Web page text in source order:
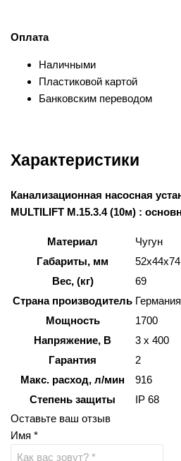
Оплата
Наличными
Пластиковой картой
Банковским переводом
Характеристики
Канализационная насосная
MULTILIFT M.15.3.4 (10м) :
Материал
Чугун
Габариты, мм
52x44x74
Вес, (кг)
69
Страна производитель Германия
Мощность
1700
Напряжение, В
3 х 400
Гарантия
2
Макс. расход, л/мин
916
Степень защиты
IP 68
Оставьте ваш отзыв
Имя *